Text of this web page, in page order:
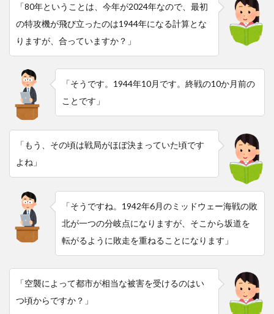
「80年ということは、今年が2024年なので、最初
の特攻機が飛び立ったのは1944年になる計算とな
りますが、合っていますか？」
「そうです。1944年10月です。終戦の10か月前の
ことです」
「もう、その頃は戦局がほぼ決まっていた頃です
よね」
「そうですね。1942年6月のミッドウェー海戦の敗
北が一つの分岐点になりますが、そこから坂道を
転がるように敗走を重ねることになります」
「空襲によって都市が相当な被害を受けるのはい
つ頃からですか？」